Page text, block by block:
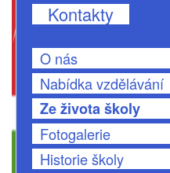
Kontakty
O nás
Nabídka vzdělávání
Ze života školy
Fotogalerie
Historie školy